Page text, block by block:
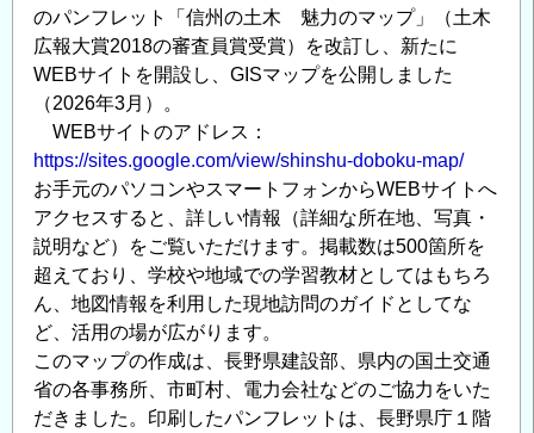
のパンフレット「信州の土木 魅力のマップ」（土木
広報大賞2018の審査員賞受賞）を改訂し、新たに
WEBサイトを開設し、GISマップを公開しました
（2026年3月）。
WEBサイトのアドレス：
https://sites.google.com/view/shinshu-doboku-map/
お手元のパソコンやスマートフォンからWEBサイトへ
アクセスすると、詳しい情報（詳細な所在地、写真・
説明など）をご覧いただけます。掲載数は500箇所を
超えており、学校や地域での学習教材としてはもちろ
ん、地図情報を利用した現地訪問のガイドとしてな
ど、活用の場が広がります。
このマップの作成は、長野県建設部、県内の国土交通
省の各事務所、市町村、電力会社などのご協力をいた
だきました。印刷したパンフレットは、長野県庁１階